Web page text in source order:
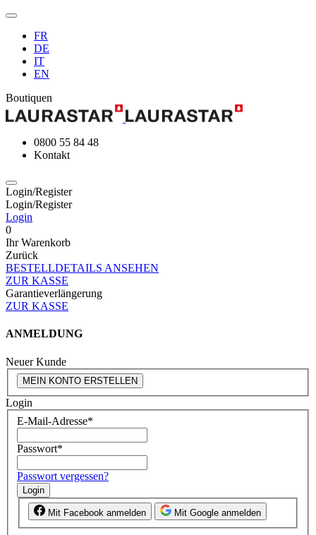
FR
DE
IT
EN
Boutiquen
0800 55 84 48
Kontakt
Login/Register
Login/Register
Login
0
Ihr Warenkorb
Zurück
BESTELLDETAILS ANSEHEN
ZUR KASSE
Garantieverlängerung
ZUR KASSE
ANMELDUNG
Neuer Kunde
MEIN KONTO ERSTELLEN
Login
E-Mail-Adresse*
Passwort*
Passwort vergessen?
Login
Mit Facebook anmelden Mit Google anmelden